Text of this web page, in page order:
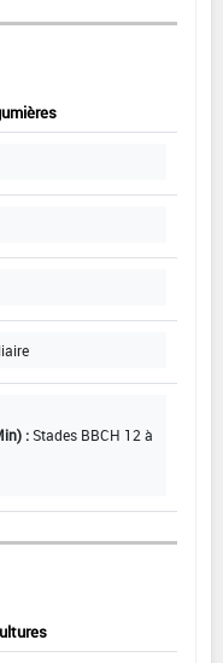
:Stades BBCH 12 à